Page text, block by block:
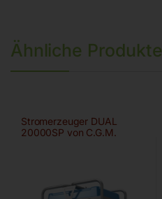
Ähnliche Produkte
Stromerzeuger DUAL
20000SP von C.G.M.